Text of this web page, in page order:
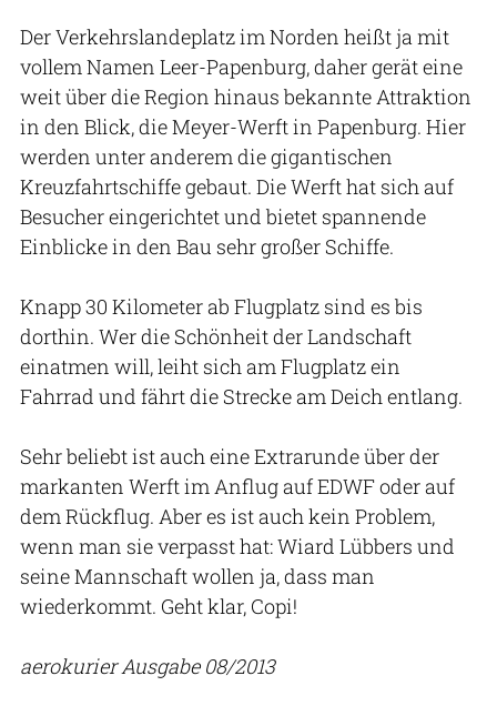
Der Verkehrslandeplatz im Norden heißt ja mit
vollem Namen Leer-Papenburg, daher gerät eine
weit über die Region hinaus bekannte Attraktion
in den Blick, die Meyer-Werft in Papenburg. Hier
werden unter anderem die gigantischen
Kreuzfahrtschiffe gebaut. Die Werft hat sich auf
Besucher eingerichtet und bietet spannende
Einblicke in den Bau sehr großer Schiffe.
Knapp 30 Kilometer ab Flugplatz sind es bis
dorthin. Wer die Schönheit der Landschaft
einatmen will, leiht sich am Flugplatz ein
Fahrrad und fährt die Strecke am Deich entlang.
Sehr beliebt ist auch eine Extrarunde über der
markanten Werft im Anflug auf EDWF oder auf
dem Rückflug. Aber es ist auch kein Problem,
wenn man sie verpasst hat: Wiard Lübbers und
seine Mannschaft wollen ja, dass man
wiederkommt. Geht klar, Copi!
aerokurier Ausgabe 08/2013